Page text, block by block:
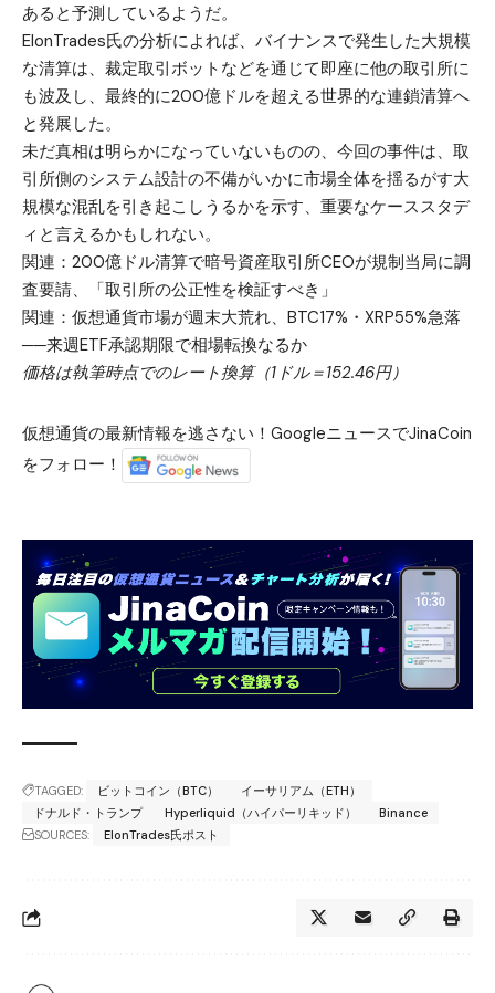
あると予測しているようだ。
ElonTrades氏の分析によれば、バイナンスで発生した大規模
な清算は、裁定取引ボットなどを通じて即座に他の取引所に
も波及し、最終的に200億ドルを超える世界的な連鎖清算へ
と発展した。
未だ真相は明らかになっていないものの、今回の事件は、取
引所側のシステム設計の不備がいかに市場全体を揺るがす大
規模な混乱を引き起こしうるかを示す、重要なケーススタデ
ィと言えるかもしれない。
関連： 200億ドル清算で暗号資産取引所CEOが規制当局に調
査要請、「取引所の公正性を検証すべき」
関連： 仮想通貨市場が週末大荒れ、BTC17%・XRP55%急落
──来週ETF承認期限で相場転換なるか
価格は執筆時点でのレート換算（1ドル＝152.46円）
仮想通貨の最新情報を逃さない！GoogleニュースでJinaCoin
をフォロー！
TAGGED: ビットコイン（BTC）
イーサリアム（ETH）
ドナルド・トランプ
Hyperliquid（ハイパーリキッド）
Binance
SOURCES:
ElonTrades氏ポスト